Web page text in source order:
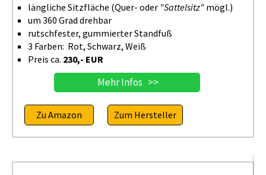
längliche Sitzfläche (Quer- oder "Sattelsitz" mögl.)
um 360 Grad drehbar
rutschfester, gummierter Standfuß
3 Farben: Rot, Schwarz, Weiß
Preis ca. 230,- EUR
Mehr Infos >>
Zu Amazon Zum Hersteller